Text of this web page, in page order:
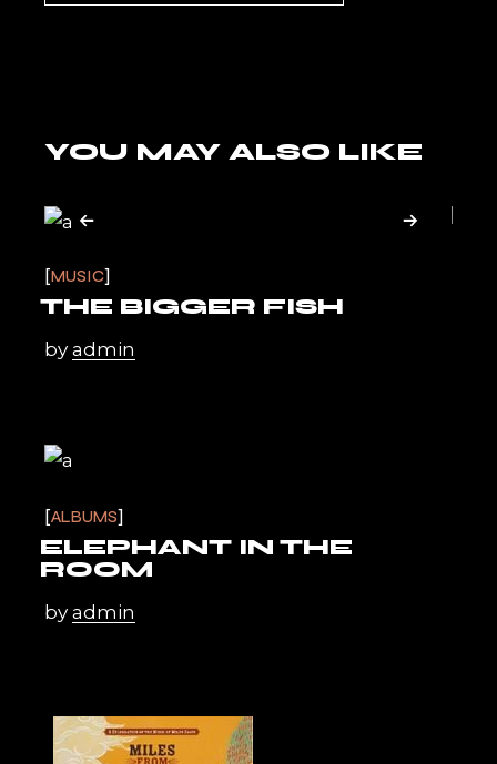
YOU MAY ALSO LIKE
MUSIC
THE BIGGER FISH
byadmin
ALBUMS
ELEPHANT IN THE
ROOM
byadmin